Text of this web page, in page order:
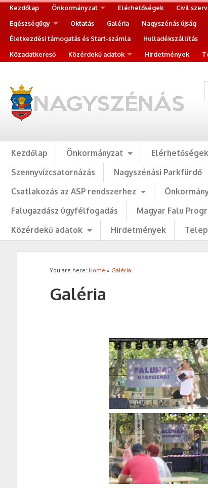
Kezdőlap Önkormányzat Elérhetőségek Civil
Egészségügy
Oktatás Galéria Nagyszénás újság
Életkezdési támogatás és Start-számla
Hulladékszállítás
Közadatkereső
Közérdekű adatok Hirdetmények
Kezdőlap Önkormányzat Elérhetőségek
Szennyvízcsatornázás
Nagyszénási Parkfürdő
Csatlakozás az ASP rendszerhez
Falugazdász ügyfélfogadás
Magyar Falu
Közérdekű adatok
Hirdetmények
You are here: Home » Galéria
Galéria